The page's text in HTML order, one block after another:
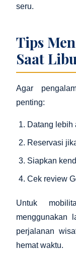
seru.
Tips
Saat
Agar
penting:
Datang lebih
Reservasi
Siapkan
Cek review
Untuk
menggunakan
perjalanan
hemat waktu.